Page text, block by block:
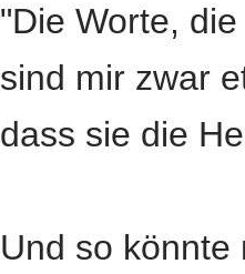
"Die Worte,
sind mir zwar
dass sie die
Und so könnte